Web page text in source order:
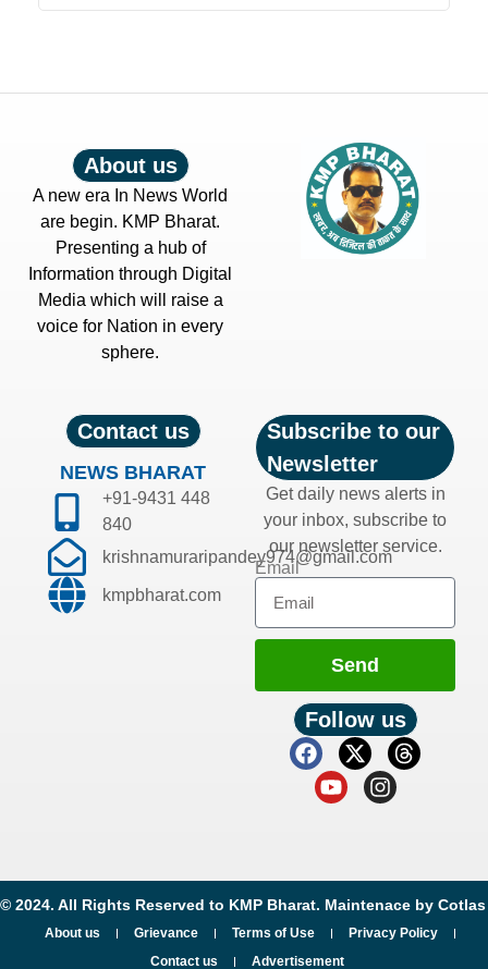
About us
A new era In News World
are begin. KMP Bharat.
Presenting a hub of
Information through Digital
Media which will raise a
voice for Nation in every
sphere.
Contact us
NEWS BHARAT
+91-9431 448
840
krishnamuraripandey974@gmail.com
kmpbharat.com
Subscribe to our
Newsletter
Get daily news alerts in
your inbox, subscribe to
our newsletter service.
Email
Send
Follow us
© 2024. All Rights Reserved to KMP Bharat. Maintenace by Cotlas
About us Grievance Terms of Use
Privacy Policy
Contact us
Advertisement